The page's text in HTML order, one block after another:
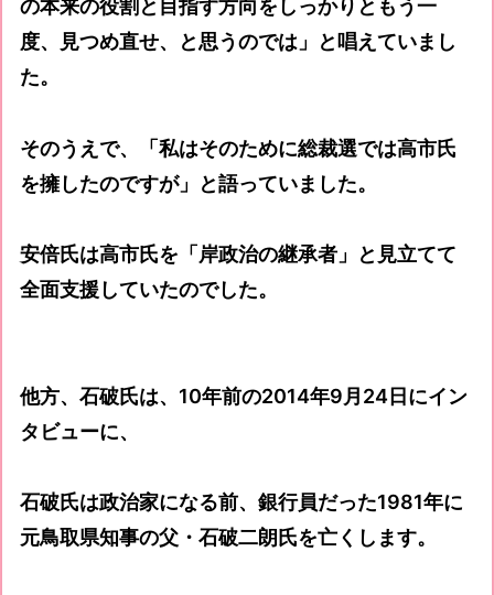
の本来の役割と目指す方向をしっかりともう一
度、見つめ直せ、と思うのでは」と唱えていまし
た。
そのうえで、「私はそのために総裁選では高市氏
を擁したのですが」と語っていました。
安倍氏は高市氏を「岸政治の継承者」と見立てて
全面支援していたのでした。
他方、石破氏は、10年前の2014年9月24日にイン
タビューに、
石破氏は政治家になる前、銀行員だった1981年に
元鳥取県知事の父・石破二朗氏を亡くします。